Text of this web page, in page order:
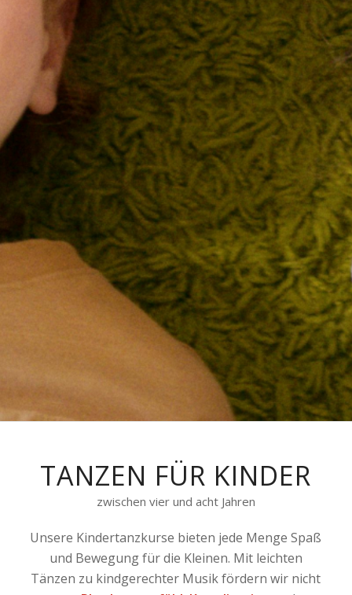
TANZEN FÜR KINDER
zwischen vier und acht Jahren
Unsere Kindertanzkurse bieten jede Menge Spaß
und Bewegung für die Kleinen. Mit leichten
Tänzen zu kindgerechter Musik fördern wir nicht